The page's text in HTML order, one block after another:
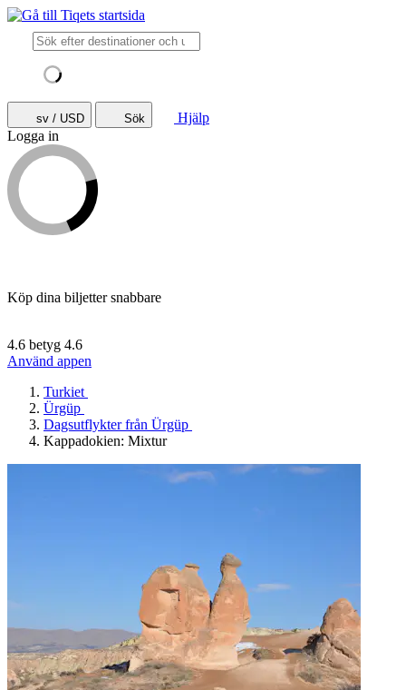
sv / USD Sök
Hjälp
Logga in
Köp dina biljetter snabbare
4.6 betyg 4.6
Använd appen
Turkiet
Ürgüp
Dagsutflykter från Ürgüp
Kappadokien: Mixtur